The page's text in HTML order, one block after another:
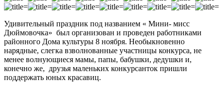
Удивительный праздник под названием « Мини- мисс
Дюймовочка» был организован и проведен работниками
районного Дома культуры 8 ноября. Необыкновенно
нарядные, слегка взволнованные участницы конкурса, не
менее волнующиеся мамы, папы, бабушки, дедушки и,
конечно же, друзья маленьких конкурсанток пришли
поддержать юных красавиц.